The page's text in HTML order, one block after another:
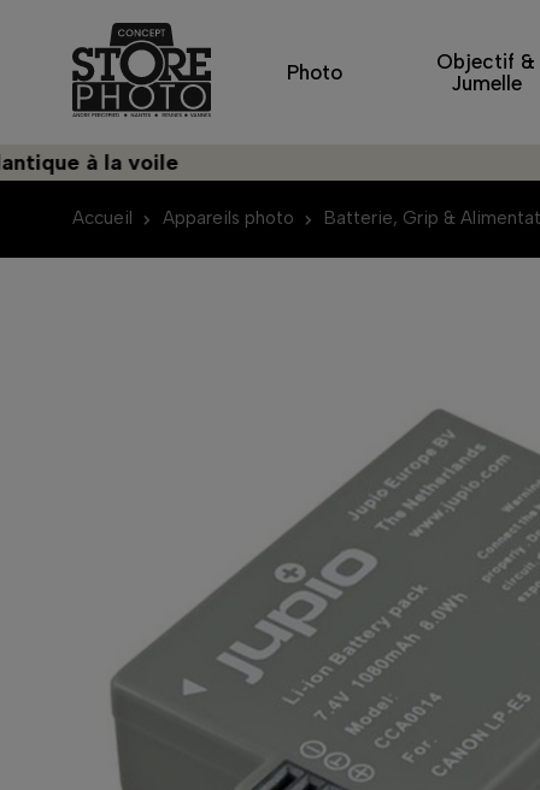
Photo
Objectif &
Jumelle
à la voile
Accueil Appareils photo Batterie, Grip &